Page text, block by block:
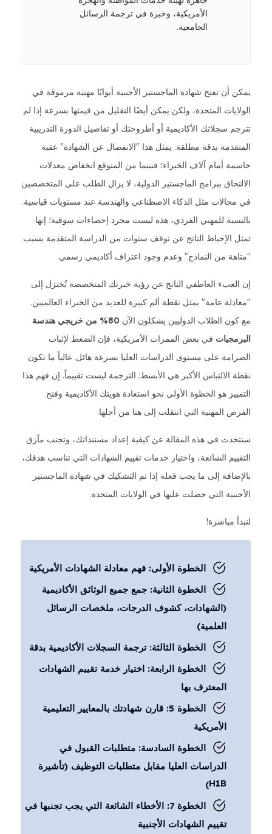
الأمريكية، وخبرة في ترجمة الرسائل
الجامعية.
يمكن أن تفتح شهادة الماجستير الأجنبية أبوابًا مهنية مرموقة في
الولايات المتحدة، ولكن يمكن أيضًا التقليل من قيمتها بسرعة إذا لم
تترجم سجلاتك الأكاديمية أو أطروحتك أو تفاصيل الدورة التدريبية
المتقدمة بدقة مطلقة. يمثل هذا "الانفصال عن الشهادة" عقبة
حاسمة أمام آلاف الخبراء؛ فبينما من المتوقع انخفاض معدلات
الالتحاق ببرامج الماجستير الدولية، لا يزال الطلب على المتخصصين
في مجالات مثل الذكاء الاصطناعي والهندسة عند مستويات قياسية.
بالنسبة للمهني الفردي، هذه ليست مجرد إحصاءات سوقية؛ إنها
تمثل الإحباط الناتج عن توقف سنوات من الدراسة المتقدمة بسبب
"متاهة من النماذج" وعدم وجود اعتراف أكاديمي رسمي.
إن العبء العاطفي الناتج عن رؤية خبرتك المتخصصة تُختزل إلى
"معادلة عامة" يمثل نقطة ألم كبيرة للعديد من الخبراء العالميين.
مع كون الطلاب الدوليين يشكلون الآن
80% من خريجي هندسة
البرمجيات في بعض الممرات الأمريكية، فإن الضغط لإثبات
الصرامة على مستوى الدراسات العليا بسرعة هائل. غالباً ما تكون
نقطة الالتباس الأكبر هي الأبسط: الترجمة ليست تقييماً. إن فهم هذا
التمييز هو الخطوة الأولى نحو استعادة هويتك الأكاديمية وفتح
الفرص المهنية التي انتقلت إلى هنا من أجلها.
سنتحدث في هذه المقالة عن كيفية إعداد مستنداتك، وتجنب مآزق
التقييم الشائعة، واختيار خدمات تقييم الشهادات التي تناسب هدفك،
بالإضافة إلى ما يجب فعله إذا تم التشكيك في شهادة الماجستير
الأجنبية التي حصلت عليها في الولايات المتحدة.
لنبدأ مباشرة!
الخطوة الأولى: فهم معادلة الشهادات الأمريكية
الخطوة الثانية: جمع جميع الوثائق الأكاديمية
(الشهادات، كشوف الدرجات، ملخصات الرسائل
العلمية)
الخطوة الثالثة: ترجمة السجلات الأكاديمية بدقة
الخطوة الرابعة: اختيار خدمة تقييم الشهادات
المعترف بها
الخطوة 5: قارن شهادتك بالمعايير التعليمية
الأمريكية
الخطوة السادسة: متطلبات القبول في
الدراسات العليا مقابل متطلبات التوظيف (تأشيرة
H1B)
الخطوة 7: الأخطاء الشائعة التي يجب تجنبها في
تقييم الشهادات الأجنبية